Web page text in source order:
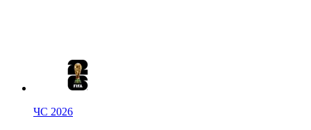
ЧС 2026